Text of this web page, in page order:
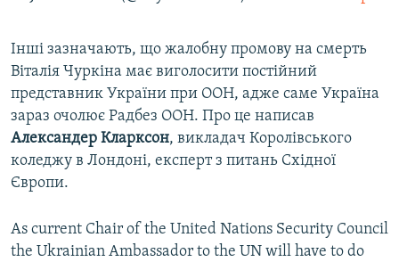
Інші зазначають, що жалобну промову на смерть
Віталія Чуркіна має виголосити постійний
представник України при ООН, адже саме Україна
зараз очолює Радбез ООН. Про це написав
Александер Кларксон, викладач Королівського
коледжу в Лондоні, експерт з питань Східної
Європи.
As current Chair of the United Nations Security Council
the Ukrainian Ambassador to the UN will have to do